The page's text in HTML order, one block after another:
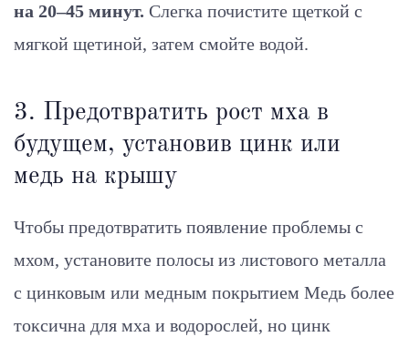
на 20–45 минут. Слегка почистите щеткой с
мягкой щетиной, затем смойте водой.
3. Предотвратить рост мха в
будущем, установив цинк или
медь на крышу
Чтобы предотвратить появление проблемы с
мхом, установите полосы из листового металла
с цинковым или медным покрытием Медь более
токсична для мха и водорослей, но цинк